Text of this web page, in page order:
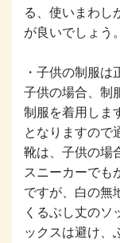
る、使いまわし
が良いでしょう。
・子供の制服は
子供の場合、制
制服を着用しま
となりますので
靴は、子供の場
スニーカーでも
ですが、白の無
くるぶし丈のソ
ックスは避け、